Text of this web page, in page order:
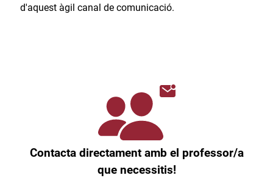
d'aquest àgil canal de comunicació.​
Contacta directament amb el professor/a
que necessitis!